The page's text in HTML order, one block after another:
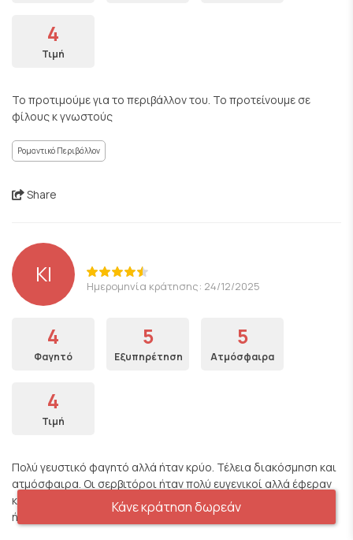
4
Τιμή
Το προτιμούμε για το περιβάλλον του. Το προτείνουμε σε
φίλους κ γνωστούς
Ρομαντικό Περιβάλλον
Share
KI Ημερομηνία κράτησης: 24/12/2025
4
Φαγητό
5
Εξυπηρέτηση
5
Ατμόσφαιρα
4
Τιμή
Πολύ γευστικό φαγητό αλλά ήταν κρύο. Τέλεια διακόσμηση και
ατμόσφαιρα. Οι σερβιτόροι ήταν πολύ ευγενικοί αλλά έφεραν
καταλάθος αλλες παραγγελιές στο τραπέζι μας. Ίσως επειδή
ήταν 24/12 και ήταν πολύ απασχολημένοι.
Κάνε κράτηση δωρεάν